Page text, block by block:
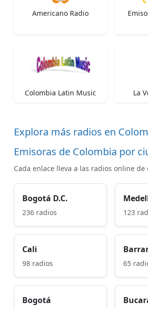
Americano Radio
Colombia Latin Music La
Explora más radios en
Emisoras de Colombia por
Cada enlace lleva a las radios online de
Bogotá D.C.
236 radios 123
Cali
98 radios 65
Bogotá